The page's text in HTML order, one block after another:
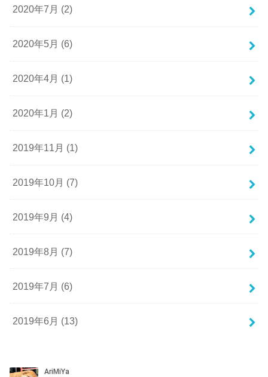
2020年7月 (2)
2020年5月 (6)
2020年4月 (1)
2020年1月 (2)
2019年11月 (1)
2019年10月 (7)
2019年9月 (4)
2019年8月 (7)
2019年7月 (6)
2019年6月 (13)